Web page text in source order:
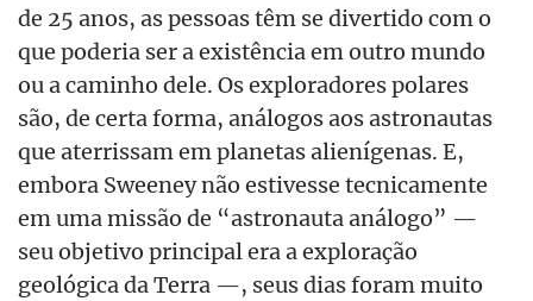
de 25 anos, as pessoas têm se divertido com o
que poderia ser a existência em outro mundo
ou a caminho dele. Os exploradores polares
são, de certa forma, análogos aos astronautas
que aterrissam em planetas alienígenas. E,
embora Sweeney não estivesse tecnicamente
em uma missão de “astronauta análogo” —
seu objetivo principal era a exploração
geológica da Terra —, seus dias foram muito